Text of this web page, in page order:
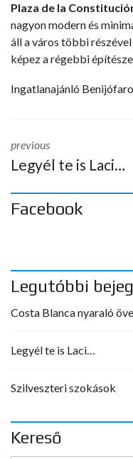
Plaza de la
nagyon modern és
áll a város többi
képez a régebbi
Ingatlanajánló
previous
Legyél te is Laci…
Facebook
Legutóbbi
Costa Blanca nyaraló
Legyél te is Laci…
Szilveszteri szokások
Kereső